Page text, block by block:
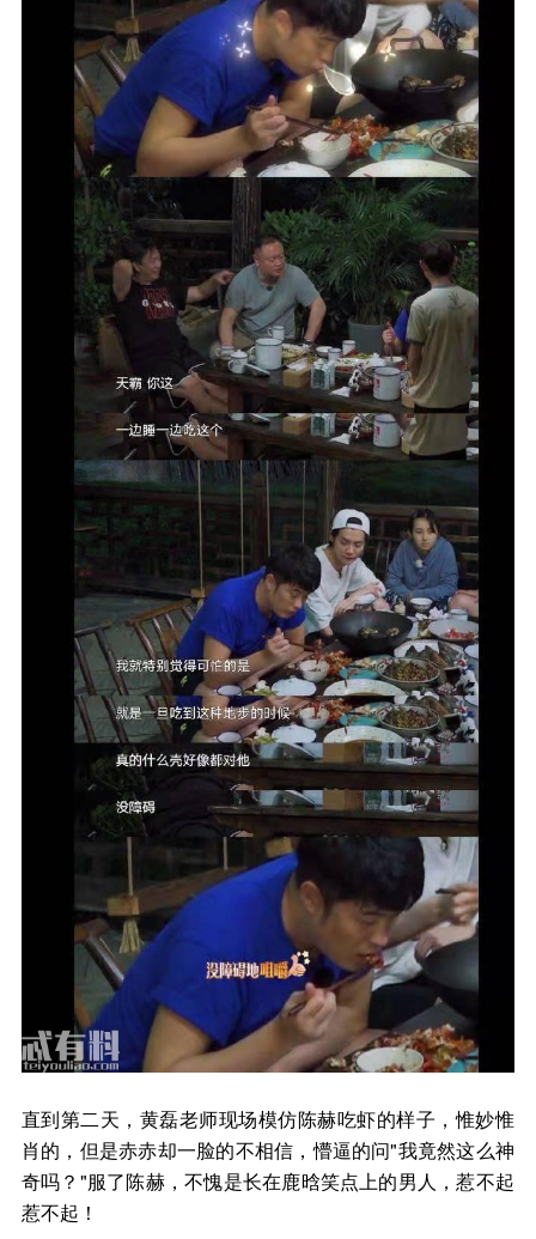
直到第二天，黄磊老师现场模仿陈赫吃虾的样子，惟妙惟
肖的，但是赤赤却一脸的不相信，懵逼的问"我竟然这么神
奇吗？"服了陈赫，不愧是长在鹿晗笑点上的男人，惹不起
惹不起！